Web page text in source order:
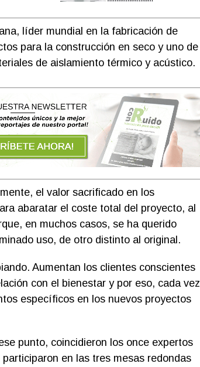
líder mundial en la fabricación de
para la construcción en seco y uno de
de aislamiento térmico y acústico.
el valor sacrificado en los
abaratar el coste total del proyecto, al
en muchos casos, se ha querido
uso, de otro distinto al original.
Aumentan los clientes conscientes
con el bienestar y por eso, cada vez
específicos en los nuevos proyectos
punto, coincidieron los once expertos
participaron en las tres mesas redondas